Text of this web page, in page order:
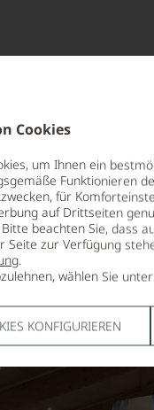
Cookies
um Ihnen ein
Funktionieren
für
auf Drittseiten
beachten Sie, dass
Seite zur Verfügung
.
wählen Sie
KONFIGURIEREN